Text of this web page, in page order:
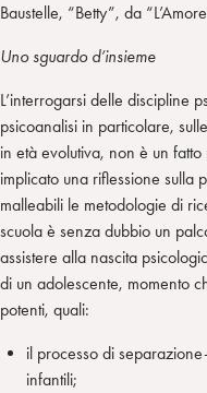
Baustelle, “Betty”, da
Uno sguardo d’insieme
L’interrogarsi delle discipline
psicoanalisi in particolare,
in età evolutiva, non è un
implicato una riflessione sulla
malleabili le metodologie di
scuola è senza dubbio un
assistere alla nascita
di un adolescente, momento
potenti, quali:
il processo di
infantili;